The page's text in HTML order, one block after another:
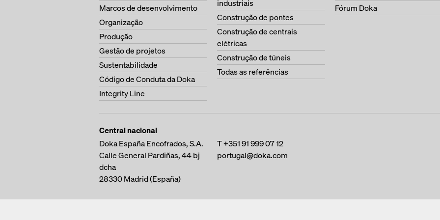
Marcos de desenvolvimento
Organização
Produção
Gestão de projetos
Sustentabilidade
Código de Conduta da Doka
Integrity Line
industriais
Construção de pontes
Construção de centrais
elétricas
Construção de túneis
Todas as referências
Fórum Doka
Central nacional
Doka España Encofrados, S.A.
Calle General Pardiñas, 44 bj
dcha
28330Madrid (España)
T+351 91 999 07 12
portugal@doka.com